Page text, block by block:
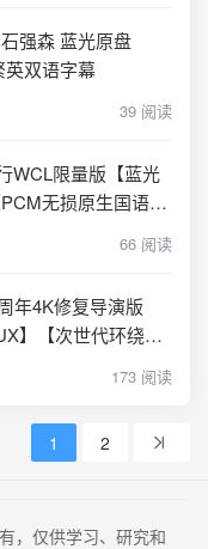
强森 蓝光原盘
英双语字幕
39 阅读
WCL限量版【蓝光
无损原生国语】
66 阅读
年4K修复导演版
】【次世代环绕声
173 阅读
1 2
，仅供学习、研究和